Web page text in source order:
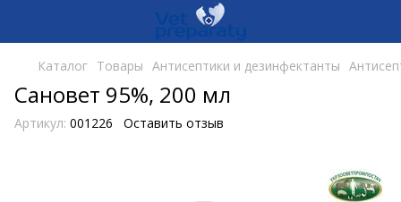
Каталог Товары Антисептики и дезинфектанты
Сановет 95%, 200 мл
Артикул: 001226 Оставить отзыв